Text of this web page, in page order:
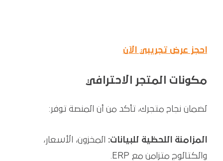
احجز عرض تجريبي الآن
مكونات المتجر الاحترافي
لضمان نجاح متجرك، تأكد من أن المنصة توفر:
المزامنة اللحظية للبيانات: المخزون، الأسعار،
والكتالوج متزامن مع ERP.